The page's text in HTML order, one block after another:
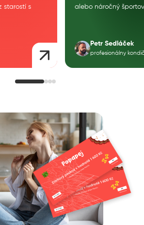
starostí s
alebo náročný
Petr Sedláček
profesionálny